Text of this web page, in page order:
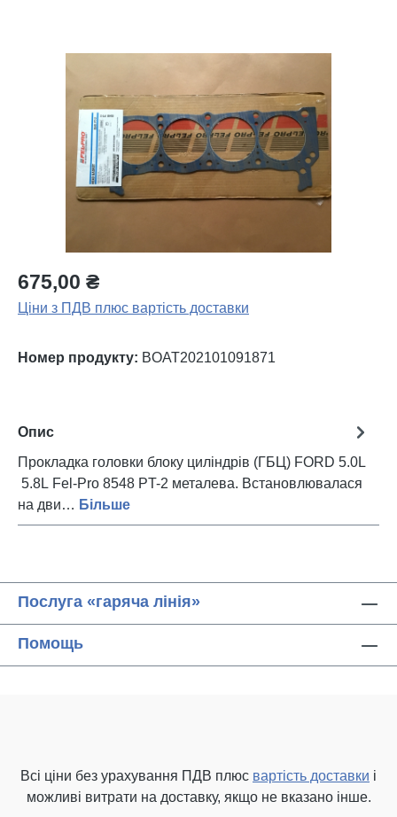
675,00 ₴
Ціни з ПДВ плюс вартість доставки
Номер продукту: BOAT202101091871
Опис
Прокладка головки блоку циліндрів (ГБЦ) FORD 5.0L
5.8L Fel-Pro 8548 PT-2 металева. Встановлювалася
на дви… Більше
Послуга «гаряча лінія»
Помощь
Всі ціни без урахування ПДВ плюс вартість доставки і
можливі витрати на доставку, якщо не вказано інше.